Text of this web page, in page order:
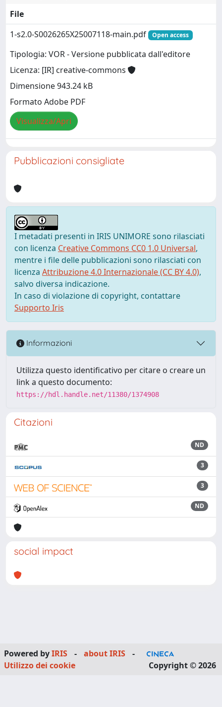
File
1-s2.0-S0026265X25007118-main.pdf
Open access
Tipologia: VOR - Versione pubblicata dall'editore
Licenza: [IR] creative-commons
Dimensione 943.24 kB
Formato Adobe PDF
Visualizza/Apri
Pubblicazioni consigliate
I metadati presenti in IRIS UNIMORE sono rilasciati
con licenza Creative Commons CC0 1.0 Universal,
mentre i file delle pubblicazioni sono rilasciati con
licenza Attribuzione 4.0 Internazionale (CC BY 4.0),
salvo diversa indicazione.
In caso di violazione di copyright, contattare
Supporto Iris
Informazioni
Utilizza questo identificativo per citare o creare un
link a questo documento:
https://hdl.handle.net/11380/1374908
Citazioni
ND
3
3
ND
social impact
Powered byIRIS - about IRIS
-
Utilizzo dei cookie
Copyright © 2026